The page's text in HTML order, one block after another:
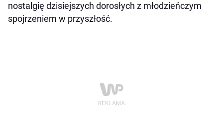
nostalgię dzisiejszych dorosłych z młodzieńczym
spojrzeniem w przyszłość.